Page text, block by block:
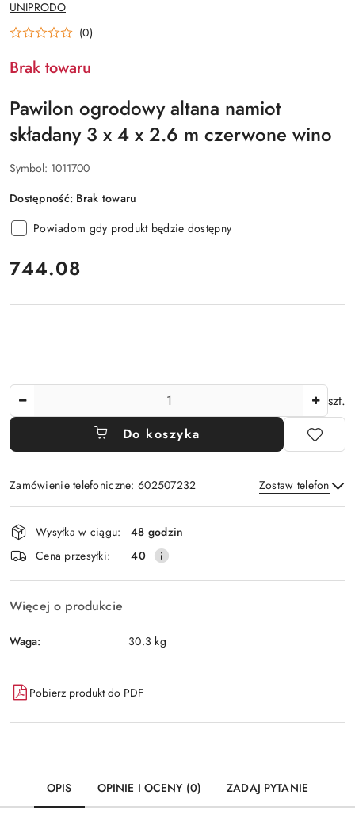
PRODUCENTA:
UNIPRODO
(0)
Brak towaru
Pawilon ogrodowy altana namiot
składany 3 x 4 x 2.6 m czerwone wino
Symbol: 1011700
Dostępność: Brak towaru
Powiadom gdy produkt będzie dostępny
cena:
744.08
szt.
Do koszyka
Zamówienie telefoniczne: 602507232 Zostaw telefon
Wyślij
Dostępność
i
dostawa
Wysyłka w ciągu:
48 godzin
Cena przesyłki:
40
Więcej o produkcie
Waga: 30.3 kg
Pobierz produkt do PDF
OPIS OPINIE I OCENY (0) ZADAJ PYTANIE